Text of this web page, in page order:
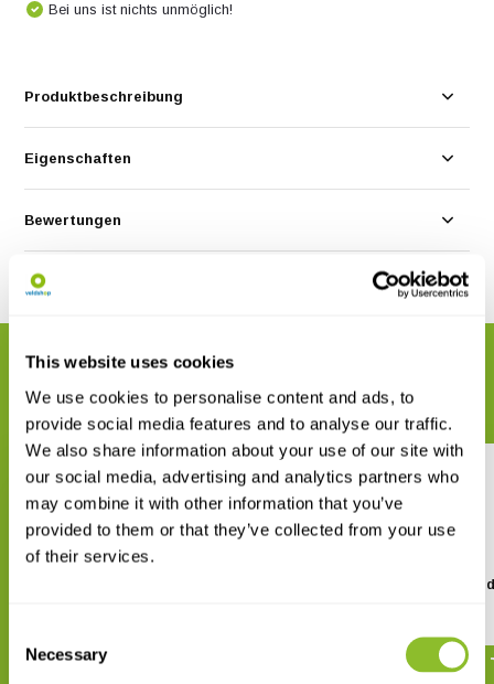
This website uses cookies
We use cookies to personalise content and ads, to
provide social media features and to analyse our traffic.
We also share information about your use of our site with
our social media, advertising and analytics partners who
may combine it with other information that you’ve
provided to them or that they’ve collected from your use
of their services.
Selection
Necessary
Bei uns ist nichts unmöglich!
Produktbeschreibung
Eigenschaften
Bewertungen
Teilen
VERWANDTE PRODUKTE
Vervollständigen Sie Ihre Bestellung
The Liars of Nature
€ 25,50